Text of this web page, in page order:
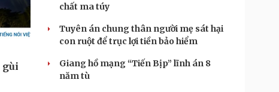
chất ma túy
Tuyên án chung thân người mẹ sát hại
con ruột để trục lợi tiền bảo hiểm
Giang hồ mạng “Tiến Bịp” lĩnh án 8
năm tù